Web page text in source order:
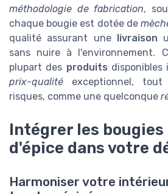
méthodologie de fabrication,
chaque bougie est dotée de
qualité assurant une
livraison
sans nuire à l'environnement.
plupart des produits
prix-qualité exceptionnel,
risques, comme une quelconque
Intégrer les bougies
d'épice dans votre
Harmoniser votre